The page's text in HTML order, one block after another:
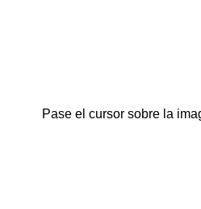
Pase el cursor sobre la